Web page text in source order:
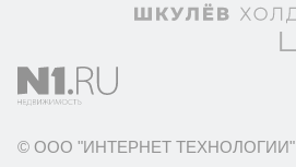
© ООО "ИНТЕРНЕТ ТЕХНОЛОГИИ"